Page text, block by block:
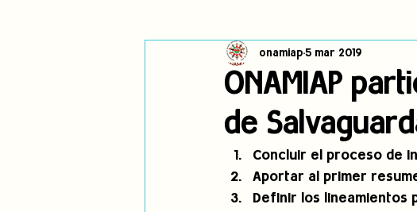
Cambio climático Navegador indígena
Pronunciamientos Observatorio
jóvenes indígenas Incidencias
ONAMIAP
de
onamiap 5 mar 2019
Concluir el proceso de
Aportar al primer
Definir los lineamientos